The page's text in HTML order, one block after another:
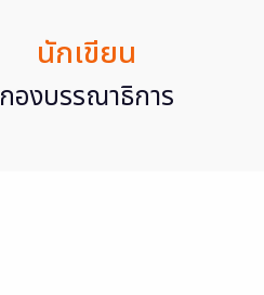
นักเขียน
กองบรรณาธิการ